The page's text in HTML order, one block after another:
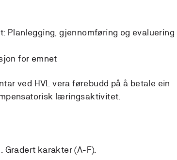
gjennomføring og evaluering
for emnet
ved HVL vera førebudd på å betale ein
læringsaktivitet.
Gradert karakter (A-F).